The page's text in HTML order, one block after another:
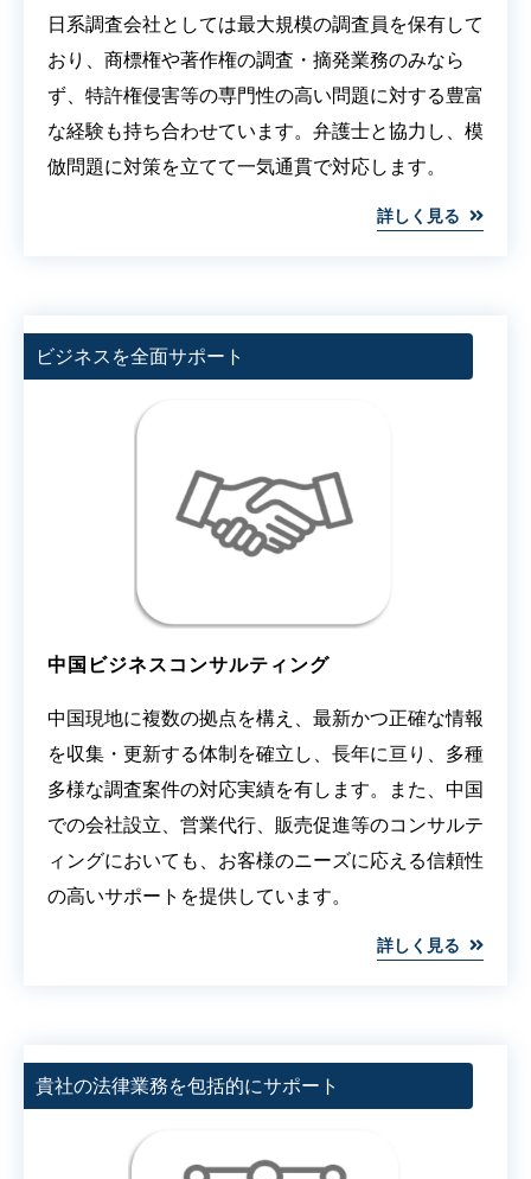
日系調査会社としては最大規模の調査員を保有して
おり、商標権や著作権の調査・摘発業務のみなら
ず、特許権侵害等の専門性の高い問題に対する豊富
な経験も持ち合わせています。弁護士と協力し、模
倣問題に対策を立てて一気通貫で対応します。
詳しく見る
ビジネスを全⾯サポート
中国ビジネスコンサルティング
中国現地に複数の拠点を構え、最新かつ正確な情報
を収集・更新する体制を確立し、長年に亘り、多種
多様な調査案件の対応実績を有します。また、中国
での会社設立、営業代行、販売促進等のコンサルテ
ィングにおいても、お客様のニーズに応える信頼性
の高いサポートを提供しています。
詳しく見る
貴社の法律業務を包括的にサポート